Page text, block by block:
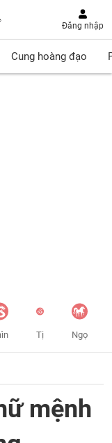
Đăng nhập
Cung hoàng đạo
Tị Ngọ
mệnh